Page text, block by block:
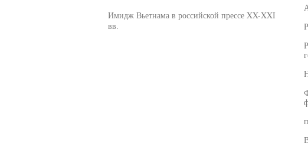
Имидж Вьетнама в российской прессе XX-XXI
вв.